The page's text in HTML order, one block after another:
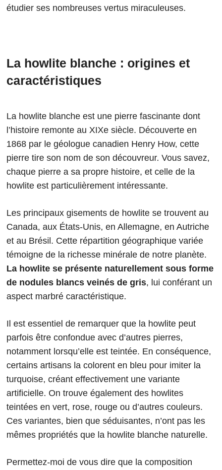
étudier ses nombreuses vertus miraculeuses.
La howlite blanche : origines et
caractéristiques
La howlite blanche est une pierre fascinante dont
l’histoire remonte au XIXe siècle. Découverte en
1868 par le géologue canadien Henry How, cette
pierre tire son nom de son découvreur. Vous savez,
chaque pierre a sa propre histoire, et celle de la
howlite est particulièrement intéressante.
Les principaux gisements de howlite se trouvent au
Canada, aux États-Unis, en Allemagne, en Autriche
et au Brésil. Cette répartition géographique variée
témoigne de la richesse minérale de notre planète.
La howlite se présente naturellement sous forme
de nodules blancs veinés de gris, lui conférant un
aspect marbré caractéristique.
Il est essentiel de remarquer que la howlite peut
parfois être confondue avec d’autres pierres,
notamment lorsqu’elle est teintée. En conséquence,
certains artisans la colorent en bleu pour imiter la
turquoise, créant effectivement une variante
artificielle. On trouve également des howlites
teintées en vert, rose, rouge ou d’autres couleurs.
Ces variantes, bien que séduisantes, n’ont pas les
mêmes propriétés que la howlite blanche naturelle.
Permettez-moi de vous dire que la composition